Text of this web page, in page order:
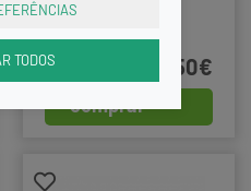
TODOS
comprar
45,50€